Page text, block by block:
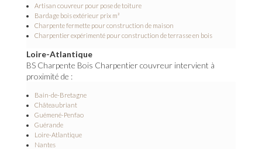
Artisan couvreur pour pose de toiture
Bardage bois extérieur prix m²
Charpente fermette pour construction de maison
Charpentier expérimenté pour construction de terrasse en bois
Loire-Atlantique
BS Charpente Bois Charpentier couvreur intervient à
proximité de :
Bain-de-Bretagne
Châteaubriant
Guémené-Penfao
Guérande
Loire-Atlantique
Nantes